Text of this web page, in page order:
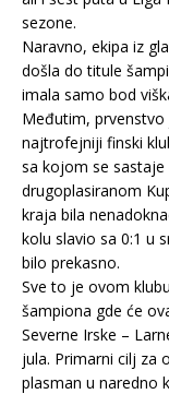
sezone.
Naravno, ekipa iz
došla do titule
imala samo bod
Međutim,
najtrofejniji finski
sa kojom se
drugoplasiranom
kraja bila
kolu slavio sa 0:1 u
bilo prekasno.
Sve to je ovom
šampiona gde će
Severne Irske –
jula. Primarni cilj za
plasman u naredno